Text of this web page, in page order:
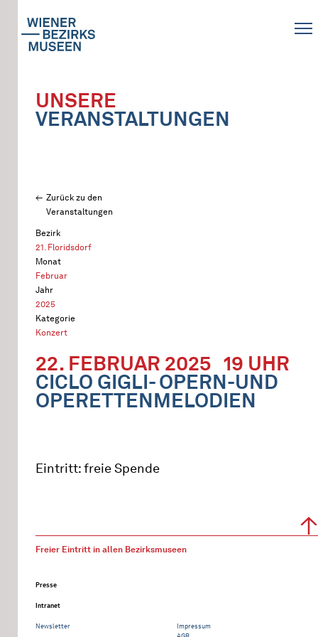
UNSERE
VERANSTALTUNGEN
Zurück zu den
Veranstaltungen
Bezirk
21. Floridsdorf
Monat
Februar
Jahr
2025
Kategorie
Konzert
22. FEBRUAR 2025 19 UHR
CICLO GIGLI- OPERN-UND
OPERETTENMELODIEN
Eintritt: freie Spende
Freier Eintritt in allen Bezirksmuseen
Presse
Intranet
Newsletter
Impressum